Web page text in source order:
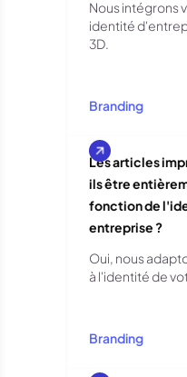
Nous intégrons
identité
3D.
Branding
Les articles
ils être
fonction de
entreprise ?
Oui, nous
à l'identité de
Branding